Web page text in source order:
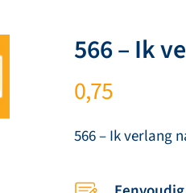
566 – Ik
0,75
566 – Ik verlang